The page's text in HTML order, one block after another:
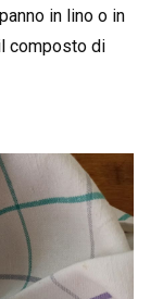
in lino o in
composto di